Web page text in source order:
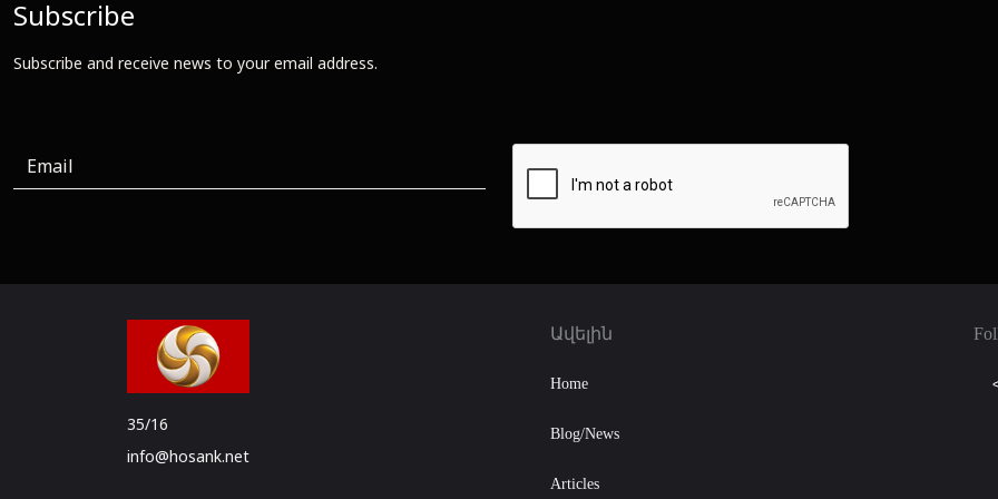
Subscribe
Subscribe and receive news to your email address.
35/16
info@hosank.net
Ավելին
Home
Blog/News
Articles